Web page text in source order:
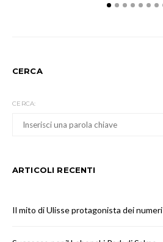
CERCA
CERCA:
ARTICOLI RECENTI
Il mito di Ulisse protagonista dei